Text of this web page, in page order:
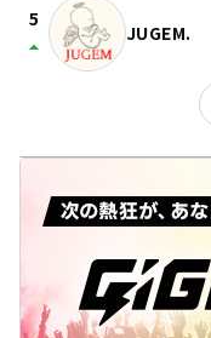
5
arrow_drop_up JUGEM.